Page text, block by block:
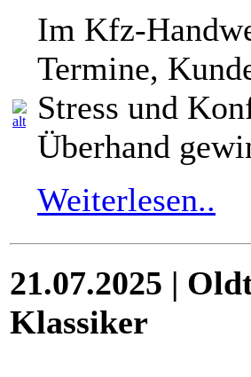
Im Kfz-
Termine,
Stress und
Überhand
Weiterlesen..
21.07.2025 |
Klassiker